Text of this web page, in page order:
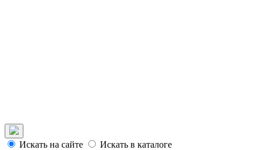
Искать на сайте Искать в каталоге